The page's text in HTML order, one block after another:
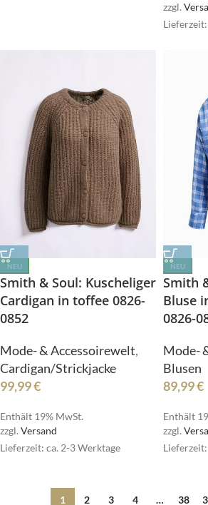
zzgl.
NEU
Smith & Soul: Kuscheliger
Cardigan in toffee 0826-
0852
Mode- & Accessoirewelt,
Cardigan/Strickjacke
99,99€
Enthält 19% MwSt.
zzgl. Versand
Lieferzeit: ca. 2-3 Werktage
NEU
Smith
Bluse
0826-
Mode-
Blusen
89,99€
Enthält
zzgl.
1 2 3 4 … 38